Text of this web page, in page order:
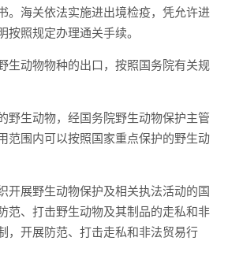
。海关依法实施进出境检疫，凭允许进
照规定办理通关手续。
生动物物种的出口，按照国务院有关规
野生动物，经国务院野生动物保护主管
范围内可以按照国家重点保护的野生动
开展野生动物保护及相关执法活动的国
范、打击野生动物及其制品的走私和非
，开展防范、打击走私和非法贸易行